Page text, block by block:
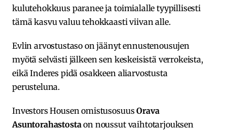
kulutehokkuus paranee ja toimialalle tyypillisesti
tämä kasvu valuu tehokkaasti viivan alle.
Evlin arvostustaso on jäänyt ennustenousujen
myötä selvästi jälkeen sen keskeisistä verrokeista,
eikä Inderes pidä osakkeen aliarvostusta
perusteluna.
Investors Housen omistusosuusOrava
Asuntorahastosta on noussut vaihtotarjouksen